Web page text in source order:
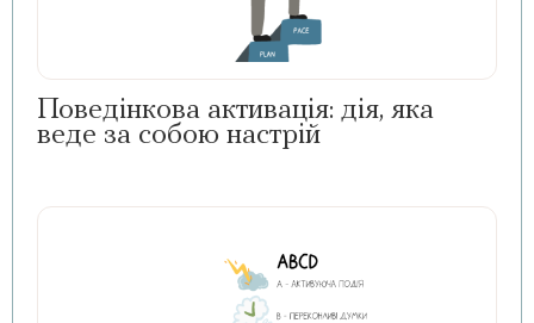
Поведінкова активація: дія, яка
веде за собою настрій